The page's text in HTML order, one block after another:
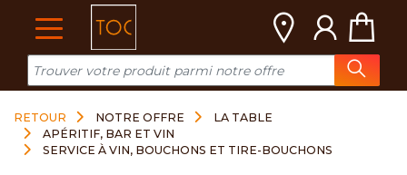
RETOUR NOTRE OFFRE
LA TABLE
APÉRITIF, BAR ET VIN
SERVICE À VIN, BOUCHONS ET TIRE-BOUCHONS
Cookies management panel